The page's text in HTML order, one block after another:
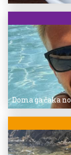
Doma ga čaka